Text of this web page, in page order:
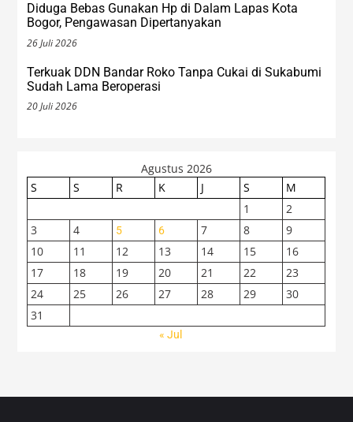
Diduga Bebas Gunakan Hp di Dalam Lapas Kota
Bogor, Pengawasan Dipertanyakan
26 Juli 2026
Terkuak DDN Bandar Roko Tanpa Cukai di Sukabumi
Sudah Lama Beroperasi
20 Juli 2026
Agustus 2026
S
S R K J S
M
1
2
3
4 5 6 7 8
9
10
11 12 13 14 15
16
17
18 19 20 21 22
23
24
25 26 27 28 29
30
31
« Jul